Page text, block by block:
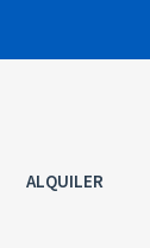
ALQUILER